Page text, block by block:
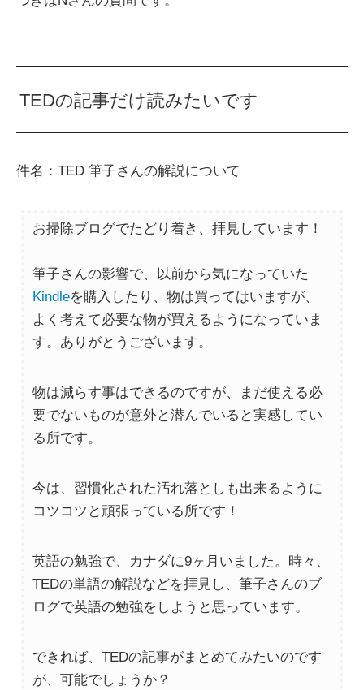
TEDの記事だけ読みたいです
件名：TED 筆子さんの解説について
お掃除ブログでたどり着き、拝見しています！
筆子さんの影響で、以前から気になっていた
Kindleを購入したり、物は買ってはいますが、
よく考えて必要な物が買えるようになっていま
す。ありがとうございます。
物は減らす事はできるのですが、まだ使える必
要でないものが意外と潜んでいると実感してい
る所です。
今は、習慣化された汚れ落としも出来るように
コツコツと頑張っている所です！
英語の勉強で、カナダに9ヶ月いました。時々、
TEDの単語の解説などを拝見し、筆子さんのブ
ログで英語の勉強をしようと思っています。
できれば、TEDの記事がまとめてみたいのです
が、可能でしょうか？